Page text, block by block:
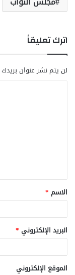
اترك تعليقاً
لن يتم نشر عنوان بريدك
ق
*
الاسم *
البريد الإلكتروني *
الموقع الإلكتروني